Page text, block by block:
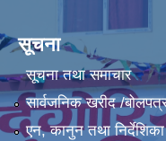
सूचना
सूचना तथा समाचार
सार्वजनिक खरीद /
एन, कानुन तथा निर्देशिका